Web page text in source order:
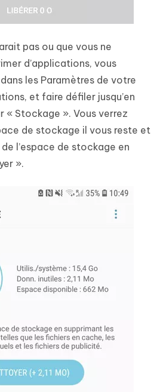
pas ou que vous ne
d’applications, vous
les Paramètres de votre
et faire défiler jusqu’en
« Stockage ». Vous verrez
de stockage il vous reste et
l’espace de stockage en
».